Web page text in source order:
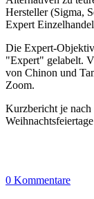
Hersteller (Sigma,
Expert
Die Expert-
"Expert" gelabelt.
von Chinon und
Zoom.
Kurzbericht je
Weihnachtsfeiertage
0 Kommentare